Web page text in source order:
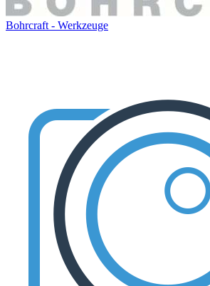
Bohrcraft - Werkzeuge